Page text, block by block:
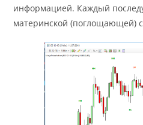
информацией. Каждый
материнской (поглощающей)